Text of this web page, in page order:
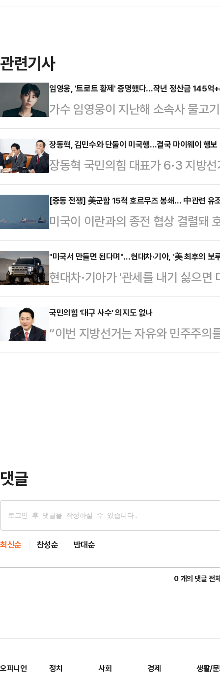
관련기사
임영웅, '트로트 황제' 증명했다…작년 정산금 145억
가수 임영웅이 지난해 소속사 물고
최소 155억원을 수령한 것으로 추
에 공시된 물고기뮤직 감사보고서
145억6428만원으로 집계됐다.물
점을 고려하면 해당 금액은 대부분
영웅은 지분 50%에 따른 배당금
억원의 중간배당을 실시했으며 최
로 파악됐다. 이를 합산하면 임영…
장동혁, 김민수와 단둘이 미국행…결국 마이웨이 행보
장동혁 국민의힘 대표가 6·3 지방
안팎 비판이 거세지고 있다. 당초
측근이자 강성 당권파로 분류되는
이번 방문이 실제 '외교'를 위한 출
방미 일정을 준비해 온 김대식 당대
방미 일정 관련 기자회견을 열고 "
미 방미 일정을 두 차례 연기했다"
없었다"…
[중동 전쟁] 美군함 15척 호르무즈 봉쇄… 中관련 유
미국이 이란과의 종전 협상 결렬돼
련 유조선 두 척이 해협을 빠져나가
이터통신 등에 따르면 미군이 13일
시) 호르무즈 해협 봉쇄를 개시한
다. 선박 추적 서비스 업체 마린트
(UAE) 샤르자에서 출발해 중국으
리’호와 보츠와나 선적 ‘오스트리
이에 따…
"미국서 만들면 된다며"…현대차·기아, '美 최후의 보
현대차·기아가 '관세를 내기 싫으
을 역이용한다. 그동안 사실상 '금
에 본격 진출하기로 하면서다. 관세
현지 생산으로 돌파하겠다는 전략
이에서 2030년까지 중형 전기 픽
국민의힘 ‘대구 사수’ 의지도 없나
“이번 지방선거는 자유와 민주주의
선 위에 우리가 끝까지 지켜야 할
댓글
최신순 찬성순 반대순
0 개의 댓글 전
오피니언 정치 사회 경제 생활/